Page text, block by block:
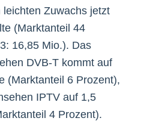
Zuwachs jetzt
(Marktanteil 44
16,85 Mio.). Das
DVB-T kommt auf
(Marktanteil 6 Prozent),
IPTV auf 1,5
4 Prozent).